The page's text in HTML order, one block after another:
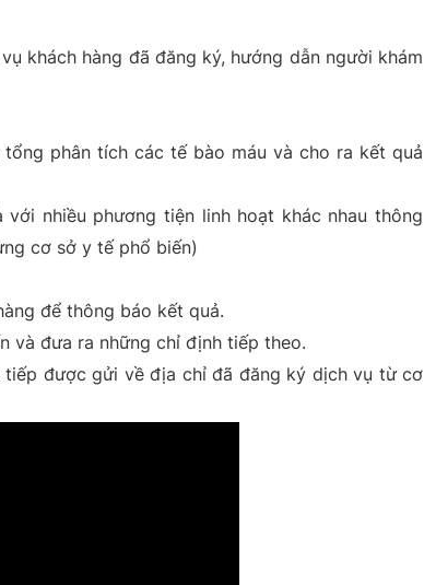
khách hàng đã đăng ký, hướng dẫn người khám
phân tích các tế bào máu và cho ra kết quả
nhiều phương tiện linh hoạt khác nhau thông
cơ sở y tế phổ biến)
để thông báo kết quả.
và đưa ra những chỉ định tiếp theo.
được gửi về địa chỉ đã đăng ký dịch vụ từ cơ